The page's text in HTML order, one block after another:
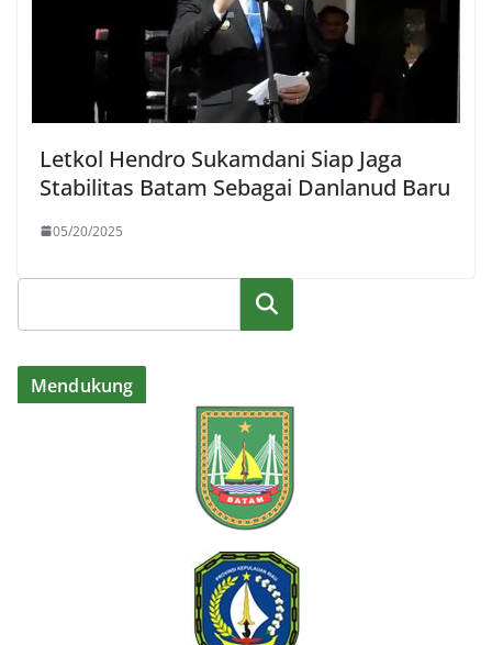
Letkol Hendro Sukamdani Siap Jaga
Stabilitas Batam Sebagai Danlanud Baru
05/20/2025
Cari
Mendukung